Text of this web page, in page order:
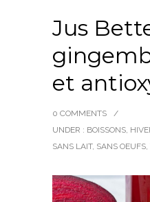
Jus
et
0 COMMENTS
/
UNDER : BOISSONS
SANS LAIT, SANS OEUFS